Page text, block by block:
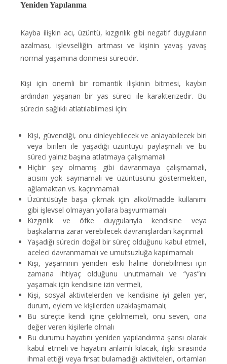
Yeniden Yapılanma
Kayba ilişkin acı, üzüntü, kızgınlık gibi negatif duyguların
azalması, işlevselliğin artması ve kişinin yavaş yavaş
normal yaşamına dönmesi sürecidir.
Kişi için önemli bir romantik ilişkinin bitmesi, kaybın
ardından yaşanan bir yas süreci ile karakterizedir. Bu
sürecin sağlıklı atlatılabilmesi için:
Kişi, güvendiği, onu dinleyebilecek ve anlayabilecek biri
veya birileri ile yaşadığı üzüntüyü paylaşmalı ve bu
süreci yalnız başına atlatmaya çalışmamalı
Hiçbir şey olmamış gibi davranmaya çalışmamalı,
acısını yok saymamalı ve üzüntüsünü göstermekten,
ağlamaktan vs. kaçınmamalı
Üzüntüsüyle başa çıkmak için alkol/madde kullanımı
gibi işlevsel olmayan yollara başvurmamalı
Kızgınlık ve öfke duygularıyla kendisine veya
başkalarına zarar verebilecek davranışlardan kaçınmalı
Yaşadığı sürecin doğal bir süreç olduğunu kabul etmeli,
aceleci davranmamalı ve umutsuzluğa kapılmamalı
Kişi, yaşamının yeniden eski haline dönebilmesi için
zamana ihtiyaç olduğunu unutmamalı ve “yas”ını
yaşamak için kendisine izin vermeli,
Kişi, sosyal aktivitelerden ve kendisine iyi gelen yer,
durum, eylem ve kişilerden uzaklaşmamalı;
Bu süreçte kendi içine çekilmemeli, onu seven, ona
değer veren kişilerle olmalı
Bu durumu hayatını yeniden yapılandırma şansı olarak
kabul etmeli ve hayatını anlamlı kılacak, ilişki sırasında
ihmal ettiği veya fırsat bulamadığı aktiviteleri, ortamları